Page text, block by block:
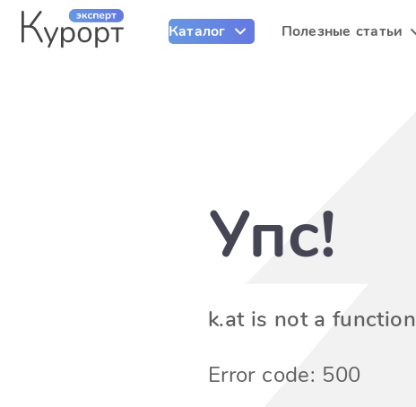
Каталог Полезные статьи
Упс!
k.at is not a function
Error code: 500